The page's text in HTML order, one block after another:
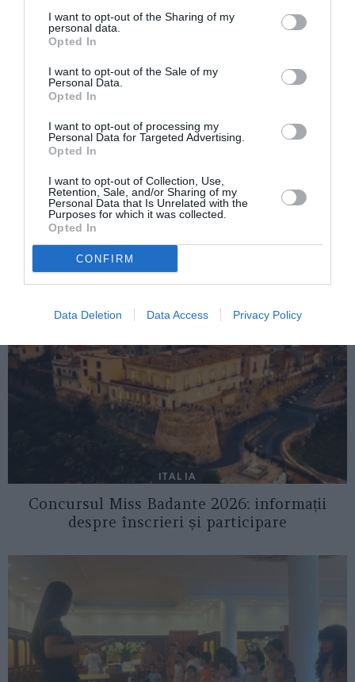
I want to opt-out of the Sharing of my
personal data.
Opted In
I want to opt-out of the Sale of my
Personal Data.
Opted In
I want to opt-out of processing my
Personal Data for Targeted Advertising.
Opted In
I want to opt-out of Collection, Use,
Retention, Sale, and/or Sharing of my
Personal Data that Is Unrelated with the
Purposes for which it was collected.
Opted In
CONFIRM
Data Deletion Data Access Privacy Policy
bucătari amatori.
Articolul anterior
Locale 2013, rezultate modeste pentru
NELLY, a luat 1 vot
Următorul articol
Ancheta L’Espresso: ”Cine speculează
asupra sclavilor români”
AȚI PUTEA DORI DE
ASEMENEA
ITALIA
Concursul Miss Badante 2026: informații
despre înscrieri și participare